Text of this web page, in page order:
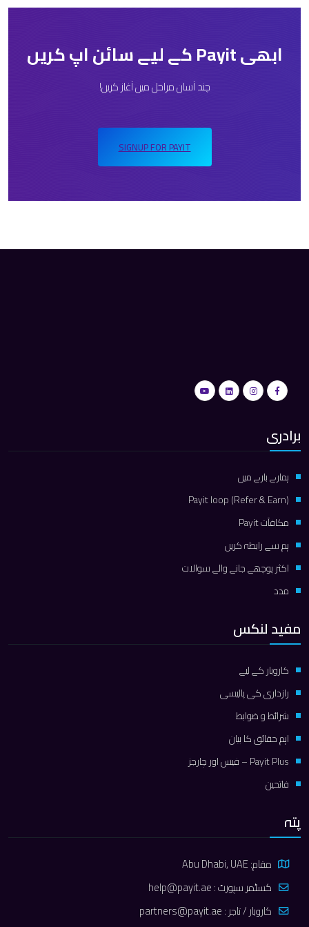
ابھی Payit کے لیے سائن اپ کریں
چند آسان مراحل میں آغاز کریں!
SIGNUP FOR PAYIT
برادری
ہمارے بارے میں
Payit loop (Refer & Earn)
مكافآت Payit
ہم سے رابطہ کریں
اکثر پوچھے جانے والے سوالات
مدد
مفید لنکس
کاروبار کے لیے
رازداری کی پالیسی
شرائط و ضوابط
اہم حقائق کا بیان
Payit Plus – فیس اور چارجز
فاتحین
پتہ
مقام: Abu Dhabi, UAE
کسٹمر سپورٹ :help@payit.ae
کاروبار / تاجر :partners@payit.ae